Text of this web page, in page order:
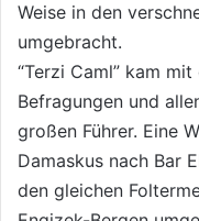
Weise in den
umgebracht.
“Terzi Caml” kam
Befragungen und
großen Führer. Eine
Damaskus nach Bar
den gleichen